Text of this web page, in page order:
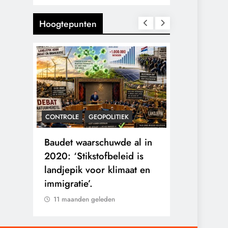
Hoogtepunten
CONTROLE GEOPOLITIEK
Baudet waarschuwde al in
2020: ‘Stikstofbeleid is
landjepik voor klimaat en
immigratie’.
11 maanden geleden